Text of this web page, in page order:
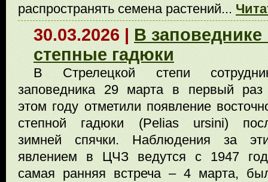
распространять семена растений...
30.03.2026 | В
степные гадюки
В Стрелецкой степи
заповедника 29 марта в первый
этом году отметили появление
степной гадюки (Pelias ursini)
зимней спячки. Наблюдения за
явлением в ЦЧЗ ведутся с 1947
самая ранняя встреча – 4 марта,